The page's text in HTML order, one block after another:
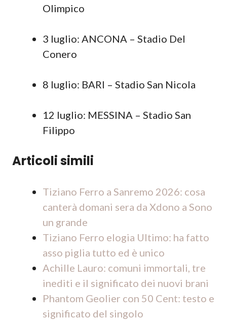
Olimpico
3 luglio: ANCONA – Stadio Del
Conero
8 luglio: BARI – Stadio San Nicola
12 luglio: MESSINA – Stadio San
Filippo
Articoli simili
Tiziano Ferro a Sanremo 2026: cosa
canterà domani sera da Xdono a Sono
un grande
Tiziano Ferro elogia Ultimo: ha fatto
asso piglia tutto ed è unico
Achille Lauro: comuni immortali, tre
inediti e il significato dei nuovi brani
Phantom Geolier con 50 Cent: testo e
significato del singolo